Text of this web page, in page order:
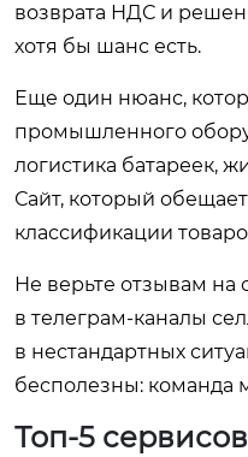
возврата НДС и
хотя бы шанс есть.
Еще один нюанс,
промышленного
логистика батареек,
Сайт, который
классификации
Не верьте отзывам
в телеграм-каналы
в нестандартных
бесполезны: команда
Топ-5